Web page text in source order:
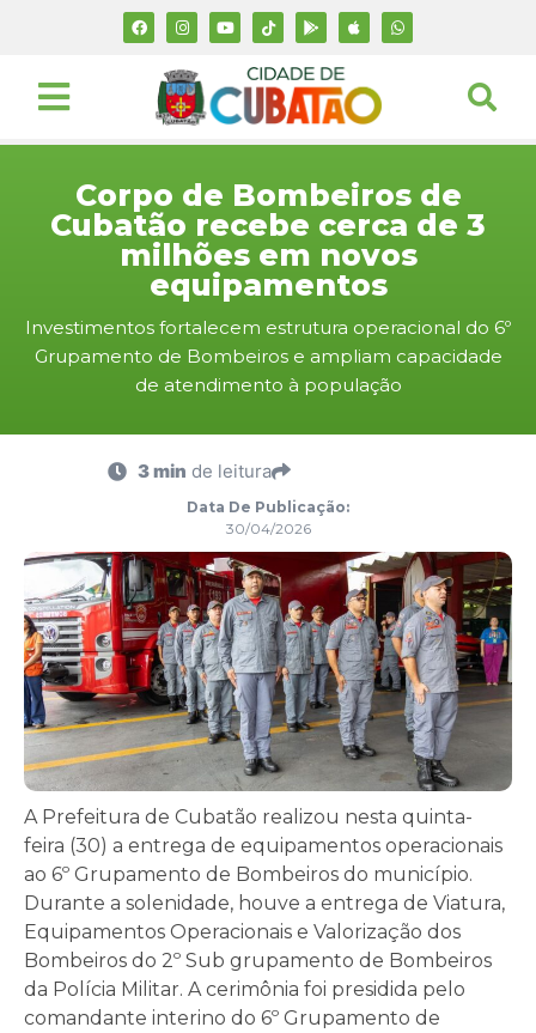
Corpo de Bombeiros de
Cubatão recebe cerca de 3
milhões em novos
equipamentos
Investimentos fortalecem estrutura operacional do 6º
Grupamento de Bombeiros e ampliam capacidade
de atendimento à população
3 min de leitura
Data De Publicação:
30/04/2026
A Prefeitura de Cubatão realizou nesta quinta-
feira (30) a entrega de equipamentos operacionais
ao 6º Grupamento de Bombeiros do município.
Durante a solenidade, houve a entrega de Viatura,
Equipamentos Operacionais e Valorização dos
Bombeiros do 2º Sub grupamento de Bombeiros
da Polícia Militar. A cerimônia foi presidida pelo
comandante interino do 6º Grupamento de